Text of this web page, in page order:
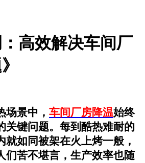
：高效解决车间厂
场景中， 车间厂房降温始终
关键问题。每到酷热难耐的
就如同被架在火上烤一般，
们苦不堪言，生产效率也随